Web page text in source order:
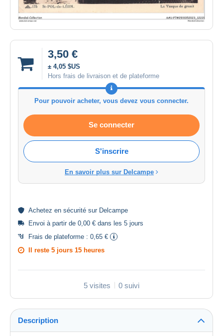
3,50 €
± 4,05 $US
Hors frais de livraison et de plateforme
Pour pouvoir acheter, vous devez vous connecter.
Se connecter
S'inscrire
En savoir plus sur Delcampe
Achetez en sécurité sur Delcampe
Envoi à partir de 0,00 € dans les 5 jours
Frais de plateforme : 0,65 €
Il reste 5 jours 15 heures
5 visites 0 suivi
Description